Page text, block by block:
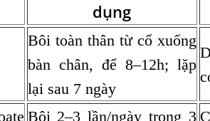
dụng
Bôi toàn thân từ cổ xuống
bàn chân, để 8–12h; lặp
lại sau 7 ngày
Bôi 2–3 lần/ngày trong 3